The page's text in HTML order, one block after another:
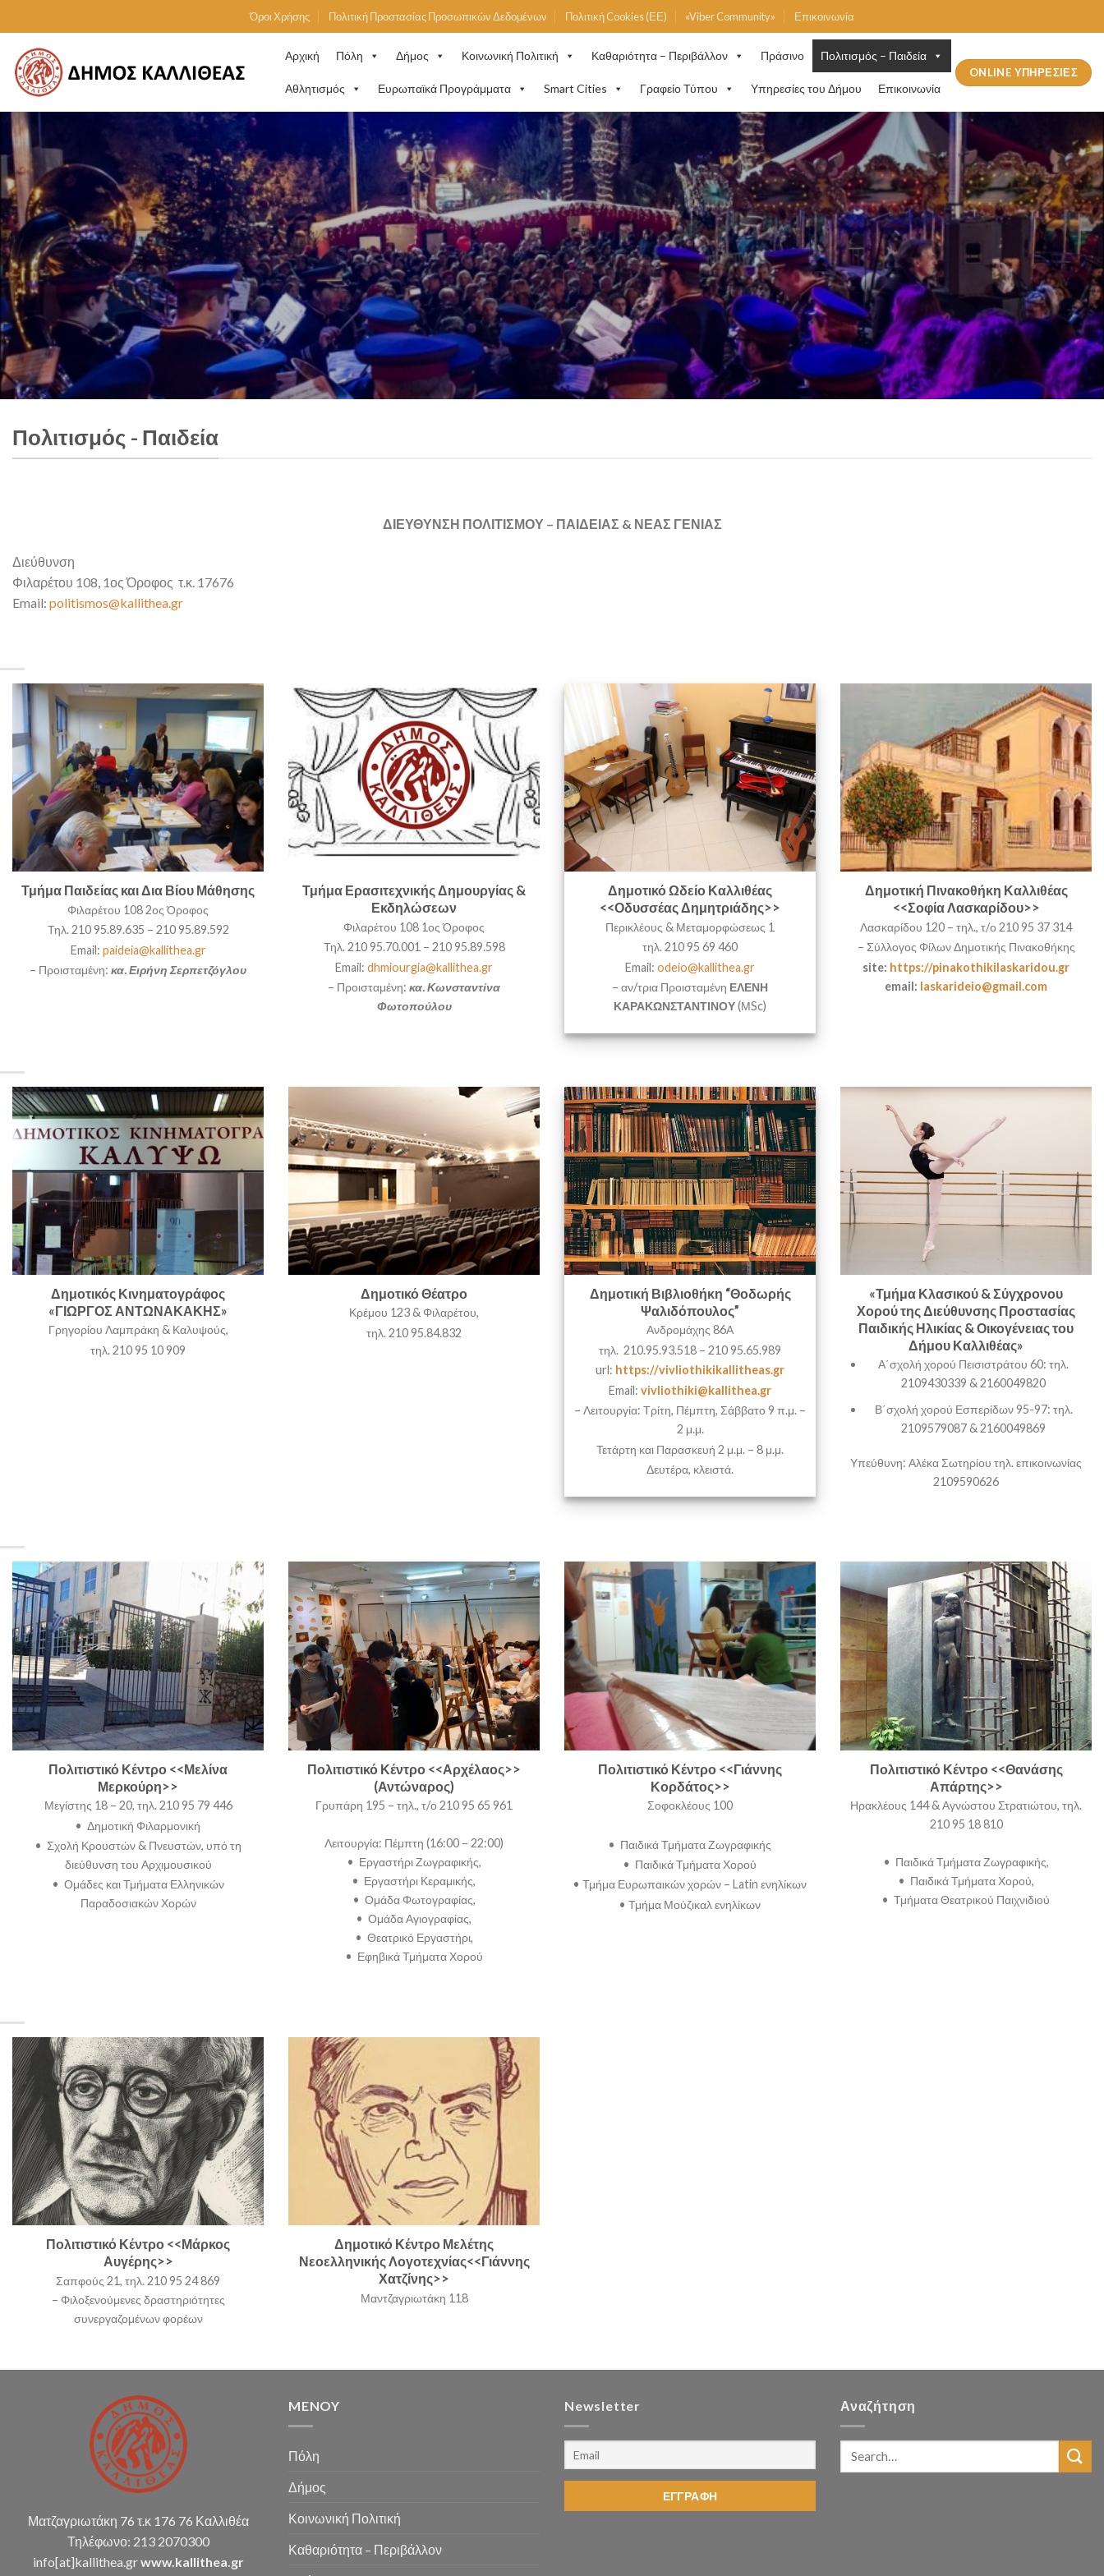
to
content
Όροι Χρήσης Πολιτική Προστασίας Προσωπικών Δεδομένων Πολιτική Cookies (ΕΕ) «Viber Community» Επικοινωνία
Αρχική Πόλη Δήμος Κοινωνική Πολιτική Καθαριότητα – Περιβάλλον Πράσινο Πολιτισμός – Παιδεία
Αθλητισμός Ευρωπαϊκά Προγράμματα Smart Cities Γραφείο Τύπου Υπηρεσίες του Δήμου Επικοινωνία
ONLINE ΥΠΗΡΕΣΙΕΣ
Πολιτισμός - Παιδεία
ΔΙΕΥΘΥΝΣΗ ΠΟΛΙΤΙΣΜΟΥ – ΠΑΙΔΕΙΑΣ & ΝΕΑΣ ΓΕΝΙΑΣ
Διεύθυνση
Φιλαρέτου 108, 1ος Όροφος τ.κ. 17676
Email: politismos@kallithea.gr
Τμήμα Παιδείας και Δια Βίου Μάθησης
Φιλαρέτου 108 2ος Όροφος
Τηλ. 210 95.89.635 – 210 95.89.592
Email: paideia@kallithea.gr
– Προισταμένη: κα. Ειρήνη Σερπετζόγλου
Τμήμα Ερασιτεχνικής Δημουργίας &
Εκδηλώσεων
Φιλαρέτου 108 1ος Όροφος
Τηλ. 210 95.70.001 – 210 95.89.598
Email: dhmiourgia@kallithea.gr
– Προισταμένη: κα. Κωνσταντίνα
Φωτοπούλου
Δημοτικό Ωδείο Καλλιθέας
<<Οδυσσέας Δημητριάδης>>
Περικλέους & Μεταμορφώσεως 1
τηλ. 210 95 69 460
Email: odeio@kallithea.gr
– αν/τρια Προισταμένη ΕΛΕΝΗ
ΚΑΡΑΚΩΝΣΤΑΝΤΙΝΟΥ(ΜSc)
Δημοτική Πινακοθήκη Καλλιθέας
<<Σοφία Λασκαρίδου>>
Λασκαρίδου 120 – τηλ., τ/ο 210 95 37 314
– Σύλλογος Φίλων Δημοτικής Πινακοθήκης
site: https://pinakothikilaskaridou.gr
email: laskarideio@gmail.com
Δημοτικός Κινηματογράφος
«ΓΙΩΡΓΟΣ ΑΝΤΩΝΑΚΑΚΗΣ»
Γρηγορίου Λαμπράκη & Καλυψούς,
τηλ. 210 95 10 909
Δημοτικό Θέατρο
Κρέμου 123 & Φιλαρέτου,
τηλ. 210 95.84.832
Δημοτική Βιβλιοθήκη “Θοδωρής
Ψαλιδόπουλος”
Ανδρομάχης 86Α
τηλ. 210.95.93.518 – 210 95.65.989
url: https://vivliothikikallitheas.gr
Email: vivliothiki@kallithea.gr
– Λειτουργία: Τρίτη, Πέμπτη, Σάββατο 9 π.μ. –
2 μ.μ.
Τετάρτη και Παρασκευή 2 μ.μ. – 8 μ.μ.
Δευτέρα, κλειστά.
«Τμήμα Κλασικού & Σύγχρονου
Χορού της Διεύθυνσης Προστασίας
Παιδικής Ηλικίας & Οικογένειας του
Δήμου Καλλιθέας»
Α΄σχολή χορού Πεισιστράτου 60: τηλ.
2109430339 & 2160049820
Β΄σχολή χορού Εσπερίδων 95-97: τηλ.
2109579087 & 2160049869
Υπεύθυνη: Αλέκα Σωτηρίου τηλ. επικοινωνίας
2109590626
Πολιτιστικό Κέντρο <<Μελίνα
Μερκούρη>>
Μεγίστης 18 – 20, τηλ. 210 95 79 446
• Δημοτική Φιλαρμονική
• Σχολή Κρουστών & Πνευστών, υπό τη
διεύθυνση του Αρχιμουσικού
• Ομάδες και Τμήματα Ελληνικών
Παραδοσιακών Χορών
Πολιτιστικό Κέντρο <<Αρχέλαος>>
(Αντώναρος)
Γρυπάρη 195 – τηλ., τ/ο 210 95 65 961
Λειτουργία: Πέμπτη (16:00 – 22:00)
• Εργαστήρι Ζωγραφικής,
• Εργαστήρι Κεραμικής,
• Ομάδα Φωτογραφίας,
• Ομάδα Αγιογραφίας,
• Θεατρικό Εργαστήρι,
• Εφηβικά Τμήματα Χορού
Πολιτιστικό Κέντρο <<Γιάννης
Κορδάτος>>
Σοφοκλέους 100
• Παιδικά Τμήματα Ζωγραφικής
• Παιδικά Τμήματα Χορού
• Τμήμα Ευρωπαικών χορών – Latin ενηλίκων
• Τμήμα Μούζικαλ ενηλίκων
Πολιτιστικό Κέντρο <<Θανάσης
Απάρτης>>
Ηρακλέους 144 & Αγνώστου Στρατιώτου, τηλ.
210 95 18 810
• Παιδικά Τμήματα Ζωγραφικής,
• Παιδικά Τμήματα Χορού,
• Τμήματα Θεατρικού Παιχνιδιού
Πολιτιστικό Κέντρο <<Μάρκος
Αυγέρης>>
Σαπφούς 21, τηλ. 210 95 24 869
– Φιλοξενούμενες δραστηριότητες
συνεργαζομένων φορέων
Δημοτικό Κέντρο Μελέτης
Νεοελληνικής Λογοτεχνίας<<Γιάννης
Χατζίνης>>
Μαντζαγριωτάκη 118
Ματζαγριωτάκη 76 τ.κ 176 76 Καλλιθέα
Τηλέφωνο: 213 2070300
info[at]kallithea.grwww.kallithea.gr
MENOY
Πόλη
Δήμος
Κοινωνική Πολιτική
Καθαριότητα – Περιβάλλον
Newsletter Αναζήτηση